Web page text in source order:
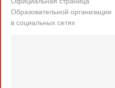
Образовательной организации
в социальных сетях